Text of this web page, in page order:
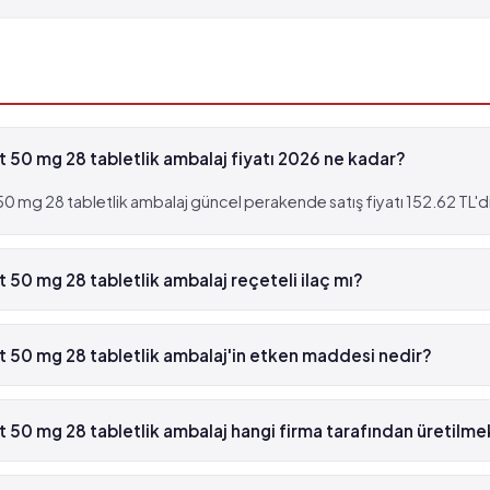
fakat 1,000 hastanın birinden fazla görülebilir (%0.1 -
fakat 1,000 hastanın birinden fazla görülebilir (%0.1 -
50 mg 28 tabletlik ambalaj fiyatı 2026 ne kadar?
mg 28 tabletlik ambalaj güncel perakende satış fiyatı 152.62
50 mg 28 tabletlik ambalaj reçeteli ilaç mı?
50 mg 28 tabletlik ambalaj beyaz reçetelidir.
50 mg 28 tabletlik ambalaj'in etken maddesi nedir?
mg 28 tabletlik ambalaj'in etken maddesi Atenolol 'dür.
50 mg 28 tabletlik ambalaj hangi firma tarafından
mg 28 tabletlik ambalaj , AstraZeneca tarafından üretilmektedir.